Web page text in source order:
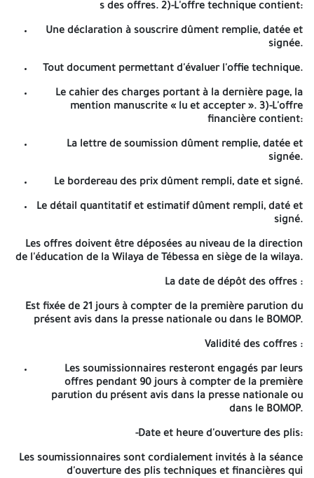
Une déclaration de candidature dûment remplie,
datée et signée.
Une déclaration de probité dûment remplie, datée ci
signée.
Les documents relatifs aux pouvoirs habilitant les
personnes à engager l'entreprise.
candidats, des soumissionnaires capacités financières-
techniques.
Présenter les caractéristiques techniques et/ou
l'évaluation selon ce présent cahier des charges.
Statut juridique des personnes morales.
Registre de commerce électronique.
Les délégations de signature.
Attestation de dépôt des comptes sociaux.
préparation s des offres. 2)-L'offre technique contient:
Une déclaration à souscrire dûment remplie, datée et
signée.
Tout document permettant d'évaluer l'offie technique.
Le cahier des charges portant à la dernière page, la
mention manuscrite « lu et accepter ». 3)-L'offre
s des offres. 2)-L'offre technique contient:
Une déclaration à souscrire dûment remplie, datée et
signée.
Tout document permettant d'évaluer l'offie technique.
Le cahier des charges portant à la dernière page, la
mention manuscrite « lu et accepter ». 3)-L'offre
financière contient:
La lettre de soumission dûment remplie, datée et
signée.
Le bordereau des prix dûment rempli, date et signé.
Le détail quantitatif et estimatif dûment rempli, daté et
signé.
Les offres doivent être déposées au niveau de la direction
de l'éducation de la Wilaya de Tébessa en siège de la wilaya.
La date de dépôt des offres :
Est fixée de 21 jours à compter de la première parution du
présent avis dans la presse nationale ou dans le BOMOP.
Validité des coffres :
Les soumissionnaires resteront engagés par leurs
offres pendant 90 jours à compter de la première
parution du présent avis dans la presse nationale ou
dans le BOMOP.
-Date et heure d'ouverture des plis:
Les soumissionnaires sont cordialement invités à la séance
d'ouverture des plis techniques et financières qui